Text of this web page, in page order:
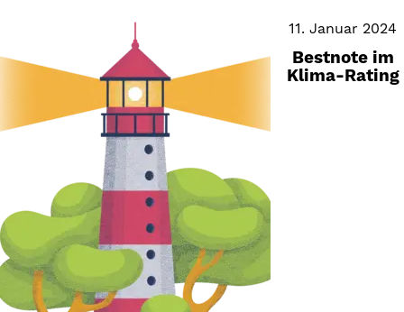
11. Januar 2024
Bestnote im
Klima-Rating